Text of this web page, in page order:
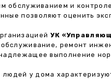
обслуживанием и
позволяют оценить
УК
ремонт
выполнение
людей у дома